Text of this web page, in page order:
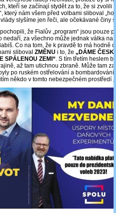
kteří se začínají stydět za to, že si zvolili
který nám všem před volbami sliboval
slyšíme jen řeči, ale očekávané činy
že Fialův „program“ jsou pouze
nedaří, za všechno může jednak válka na
Co na tom, že k pravdě to má hodně
sliboval ZMĚNU i to, že „DÁME
SPÁLENOU ZEMI“. S tím třetím heslem
až tam utichnou zbraně. Může tam
po ruském ostřelování a
někdo v tomto nebezpečném prostředí